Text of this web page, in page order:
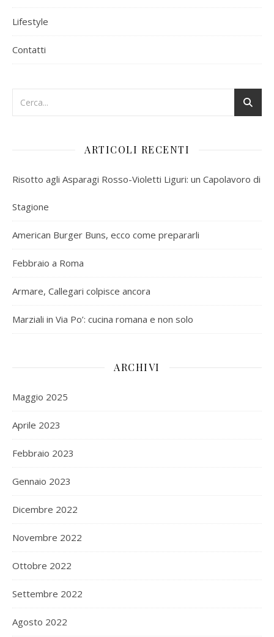
Lifestyle
Contatti
ARTICOLI RECENTI
Risotto agli Asparagi Rosso-Violetti Liguri: un Capolavoro di
Stagione
American Burger Buns, ecco come prepararli
Febbraio a Roma
Armare, Callegari colpisce ancora
Marziali in Via Po’: cucina romana e non solo
ARCHIVI
Maggio 2025
Aprile 2023
Febbraio 2023
Gennaio 2023
Dicembre 2022
Novembre 2022
Ottobre 2022
Settembre 2022
Agosto 2022